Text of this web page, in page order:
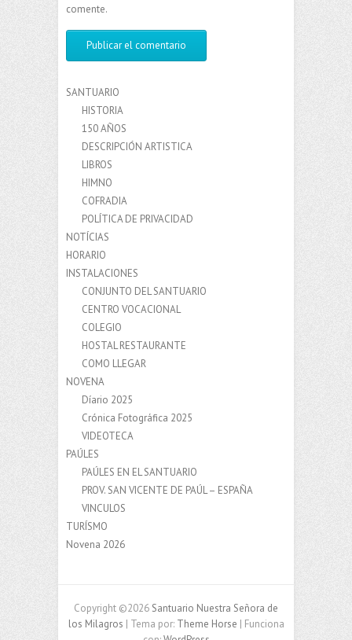
comente.
SANTUARIO
HISTORIA
150 AÑOS
DESCRIPCIÓN ARTISTICA
LIBROS
HIMNO
COFRADIA
POLÍTICA DE PRIVACIDAD
NOTÍCIAS
HORARIO
INSTALACIONES
CONJUNTO DEL SANTUARIO
CENTRO VOCACIONAL
COLEGIO
HOSTAL RESTAURANTE
COMO LLEGAR
NOVENA
Díario 2025
Crónica Fotográfica 2025
VIDEOTECA
PAÚLES
PAÚLES EN EL SANTUARIO
PROV. SAN VICENTE DE PAÚL – ESPAÑA
VINCULOS
TURÍSMO
Novena 2026
Copyright ©2026 Santuario Nuestra Señora de
los Milagros | Tema por: Theme Horse | Funciona